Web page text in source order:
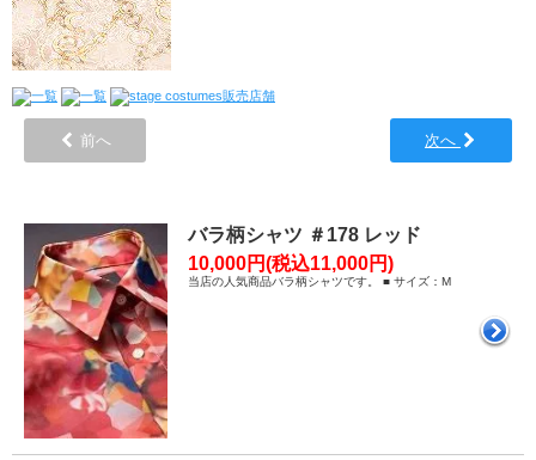
前へ 次へ
バラ柄シャツ ＃178 レッド
10,000円(税込11,000円)
当店の人気商品バラ柄シャツです。 ■ サイズ：M